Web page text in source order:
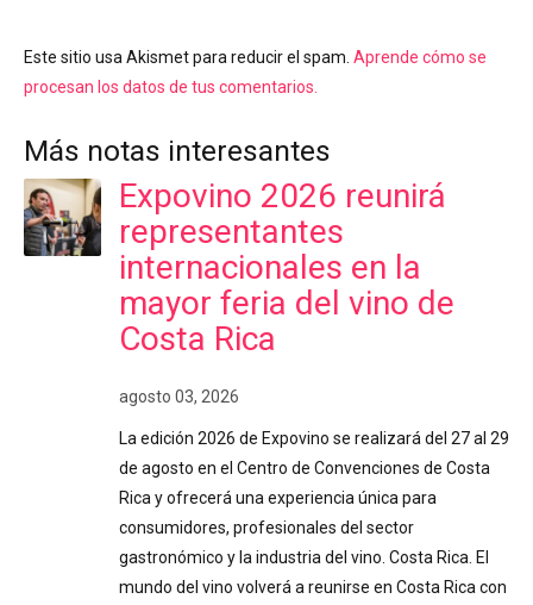
Este sitio usa Akismet para reducir el spam. Aprende cómo se
procesan los datos de tus comentarios.
Más notas interesantes
Expovino 2026 reunirá
representantes
internacionales en la
mayor feria del vino de
Costa Rica
agosto 03, 2026
La edición 2026 de Expovino se realizará del 27 al 29
de agosto en el Centro de Convenciones de Costa
Rica y ofrecerá una experiencia única para
consumidores, profesionales del sector
gastronómico y la industria del vino. Costa Rica. El
mundo del vino volverá a reunirse en Costa Rica con